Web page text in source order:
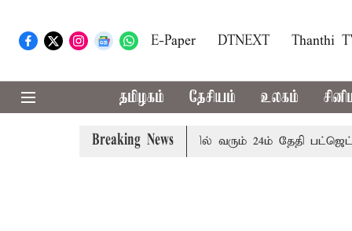
E-Paper DTNEXT Thanthi
தமிழகம் தேசியம் உலகம்
Breaking News
புதுச்சேரி சட்டசபையில் வரும் 24ம் தேதி பட்ஜெட்